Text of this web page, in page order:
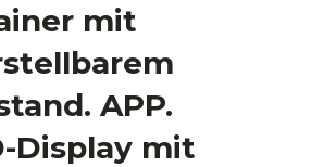
mit
APP.
Display mit